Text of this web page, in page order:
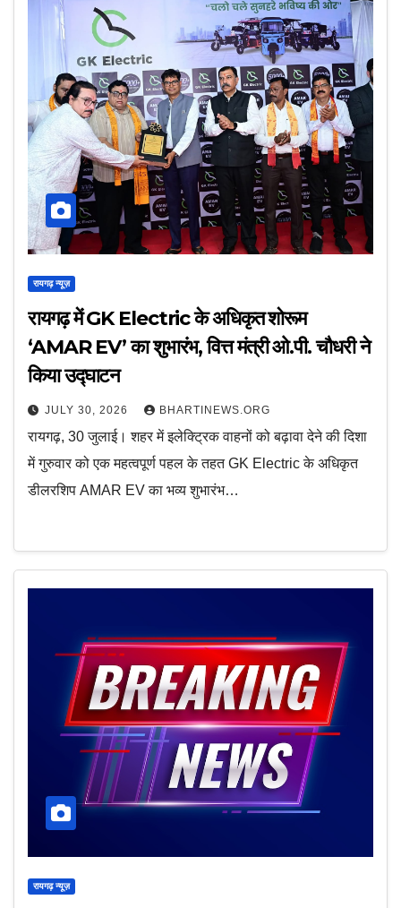
रायगढ़ न्यूज़
रायगढ़ में GK Electric के अधिकृत शोरूम
‘AMAR EV’ का शुभारंभ, वित्त मंत्री ओ.पी. चौधरी ने
किया उद्घाटन
JULY 30, 2026 BHARTINEWS.ORG
रायगढ़, 30 जुलाई। शहर में इलेक्ट्रिक वाहनों को बढ़ावा देने की दिशा
में गुरुवार को एक महत्वपूर्ण पहल के तहत GK Electric के अधिकृत
डीलरशिप AMAR EV का भव्य शुभारंभ…
रायगढ़ न्यूज़